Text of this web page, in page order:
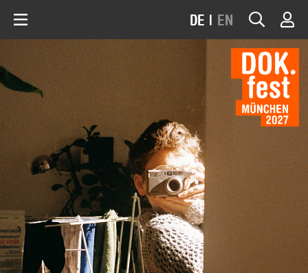
DE | EN